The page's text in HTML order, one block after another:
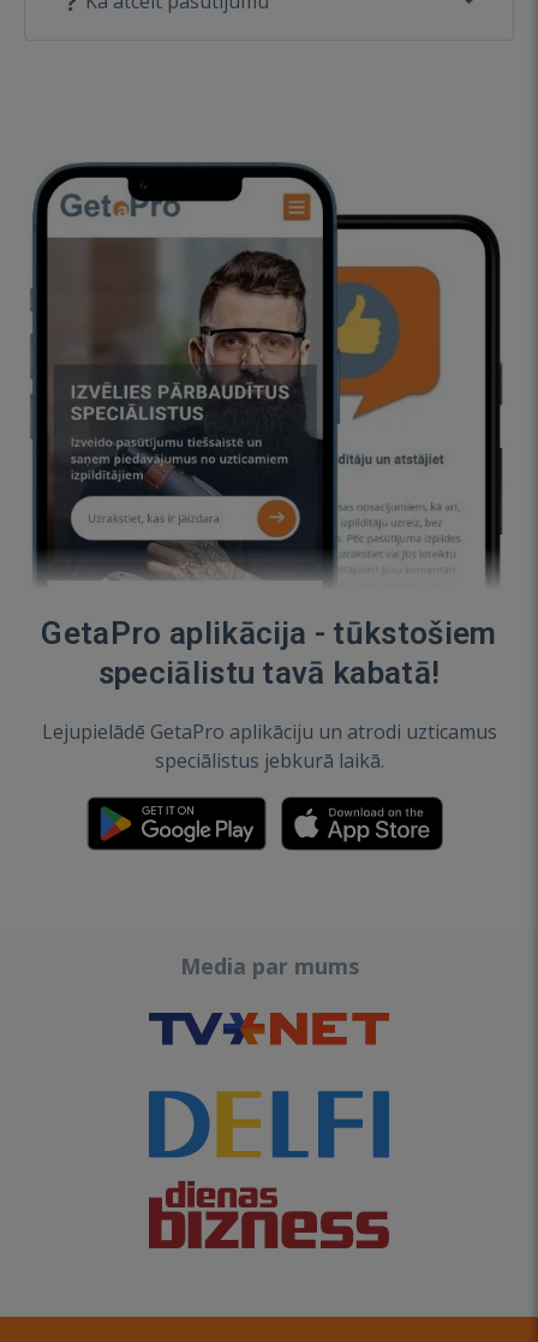
GetaPro aplikācija - tūkstošiem
speciālistu tavā kabatā!
Lejupielādē GetaPro aplikāciju un atrodi uzticamus
speciālistus jebkurā laikā.
Media par mums